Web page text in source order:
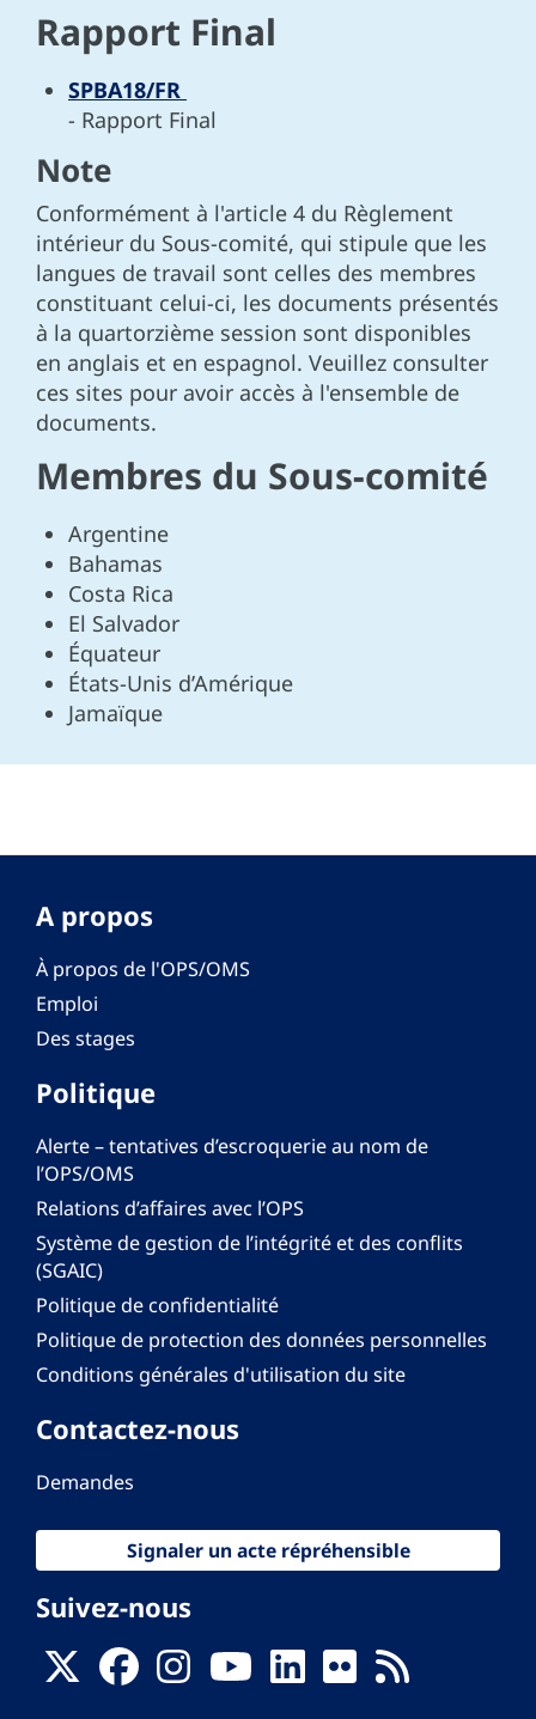
Rapport Final
SPBA18/FR
- Rapport Final
Note
Conformément à l'article 4 du Règlement
intérieur du Sous-comité, qui stipule que les
langues de travail sont celles des membres
constituant celui-ci, les documents présentés
à la quartorzième session sont disponibles
en anglais et en espagnol. Veuillez consulter
ces sites pour avoir accès à l'ensemble de
documents.
Membres du Sous-comité
Argentine
Bahamas
Costa Rica
El Salvador
Équateur
États-Unis d’Amérique
Jamaïque
A propos
À propos de l'OPS/OMS
Emploi
Des stages
Politique
Alerte – tentatives d’escroquerie au nom de
l’OPS/OMS
Relations d’affaires avec l’OPS
Système de gestion de l’intégrité et des conflits
(SGAIC)
Politique de confidentialité
Politique de protection des données personnelles
Conditions générales d'utilisation du site
Contactez-nous
Demandes
Signaler un acte répréhensible
Suivez-nous